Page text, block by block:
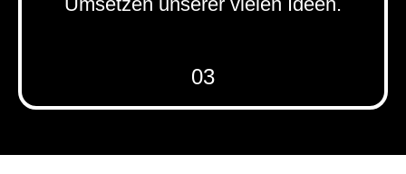
MARISSA.KRAMER@DEC3.DE
DANN RUFT DOCH MAL
DURCH!
und Christian.
03